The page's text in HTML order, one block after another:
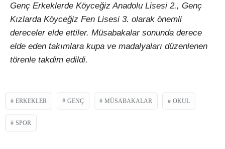
Genç Erkeklerde Köyceğiz Anadolu Lisesi 2., Genç
Kızlarda Köyceğiz Fen Lisesi 3. olarak önemli
dereceler elde ettiler. Müsabakalar sonunda derece
elde eden takımlara kupa ve madalyaları düzenlenen
törenle takdim edildi.
ERKEKLER GENÇ MÜSABAKALAR OKUL
SPOR